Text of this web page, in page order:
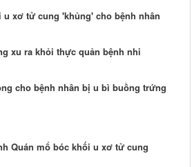
u xơ tử cung 'khủng' cho bệnh nhân
xu ra khỏi thực quản bệnh nhi
cho bệnh nhân bị u bì buồng trứng
Quán mổ bóc khối u xơ tử cung